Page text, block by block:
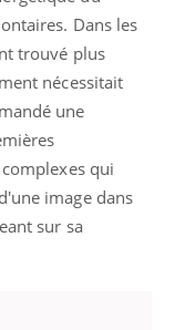
Dans les
trouvé plus
nécessitait
une
qui
image dans
sur sa